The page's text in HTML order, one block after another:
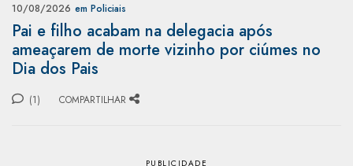
10/08/2026 em Policiais
Pai e filho acabam na delegacia após
ameaçarem de morte vizinho por ciúmes no
Dia dos Pais
(1) COMPARTILHAR